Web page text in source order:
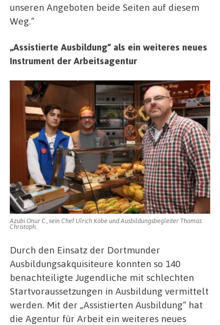
unseren Angeboten beide Seiten auf diesem
Weg.“
„Assistierte Ausbildung“ als ein weiteres neues
Instrument der Arbeitsagentur
Azubi Onur C., sein Chef Ulrich Köbe und Ausbildungsbegleiter Thomas
Christoph.
Durch den Einsatz der Dortmunder
Ausbildungsakquisiteure konnten so 140
benachteiligte Jugendliche mit schlechten
Startvoraussetzungen in Ausbildung vermittelt
werden. Mit der „Assistierten Ausbildung“ hat
die Agentur für Arbeit ein weiteres neues